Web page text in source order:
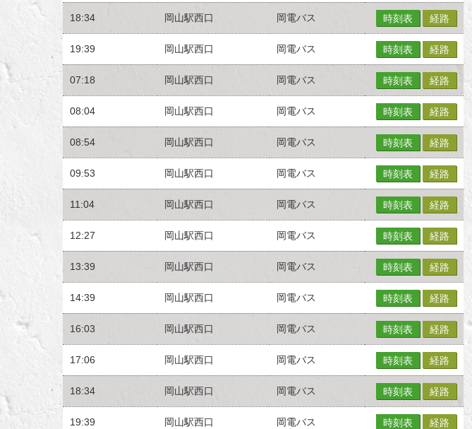
18:34 岡山駅西口 岡電バス 時刻表 経路
19:39 岡山駅西口 岡電バス 時刻表 経路
07:18 岡山駅西口 岡電バス 時刻表 経路
08:04 岡山駅西口 岡電バス 時刻表 経路
08:54 岡山駅西口 岡電バス 時刻表 経路
09:53 岡山駅西口 岡電バス 時刻表 経路
11:04 岡山駅西口 岡電バス 時刻表 経路
12:27 岡山駅西口 岡電バス 時刻表 経路
13:39 岡山駅西口 岡電バス 時刻表 経路
14:39 岡山駅西口 岡電バス 時刻表 経路
16:03 岡山駅西口 岡電バス 時刻表 経路
17:06 岡山駅西口 岡電バス 時刻表 経路
18:34 岡山駅西口 岡電バス 時刻表 経路
19:39 岡山駅西口 岡電バス 時刻表 経路